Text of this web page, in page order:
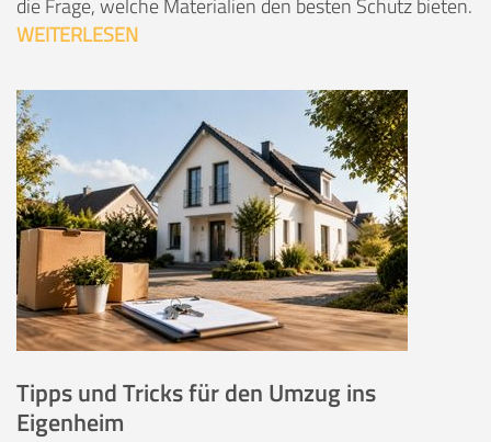
WEITERLESEN
Tipps und Tricks für den Umzug ins
Eigenheim